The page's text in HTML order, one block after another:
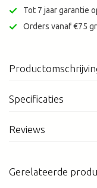
Tot 7 jaar garantie
Orders vanaf €75
Specificaties
Reviews
Gerelateerde